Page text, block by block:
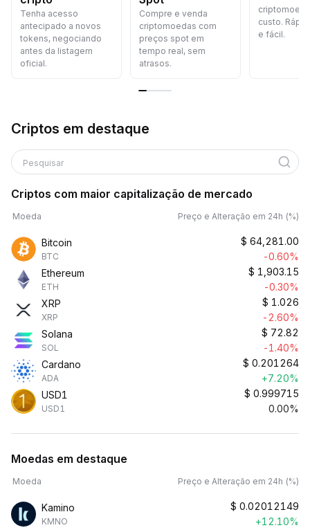
Tenha acesso
antecipado a novos
tokens, negociando
antes da listagem
oficial.
Compre e venda
criptomoedas com
preços spot em
tempo real, sem
atrasos.
custo.
e fácil.
Criptos em destaque
Pesquisar
Criptos com maior capitalização de mercado
Moeda Preço e Alteração em 24h (%)
Bitcoin
BTC
$ 64,281.00
-0.60%
Ethereum
ETH
$ 1,903.15
-0.30%
XRP
XRP
$ 1.026
-2.60%
Solana
SOL
$ 72.82
-1.40%
Cardano
ADA
$ 0.201264
+7.20%
USD1
USD1
$ 0.999715
0.00%
Moedas em destaque
Moeda Preço e Alteração em 24h (%)
Kamino
KMNO
$ 0.02012149
+12.10%